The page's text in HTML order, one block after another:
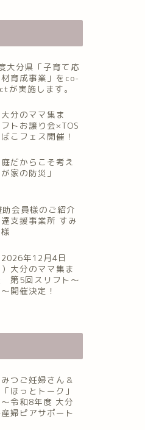
大分県「子育て応
育成事業」をco-
が実施します。
大分のママ集ま
トお譲り会×TOS
こフェス開催！
だからこそ考え
家の防災」
助会員様のご紹介
達支援事業所 すみ
2026年12月4日
）大分のママ集ま
第5回スリフト〜
開催決定！
つご妊婦さん＆
ほっとトーク」
令和8年度 大分
婦ピアサポート